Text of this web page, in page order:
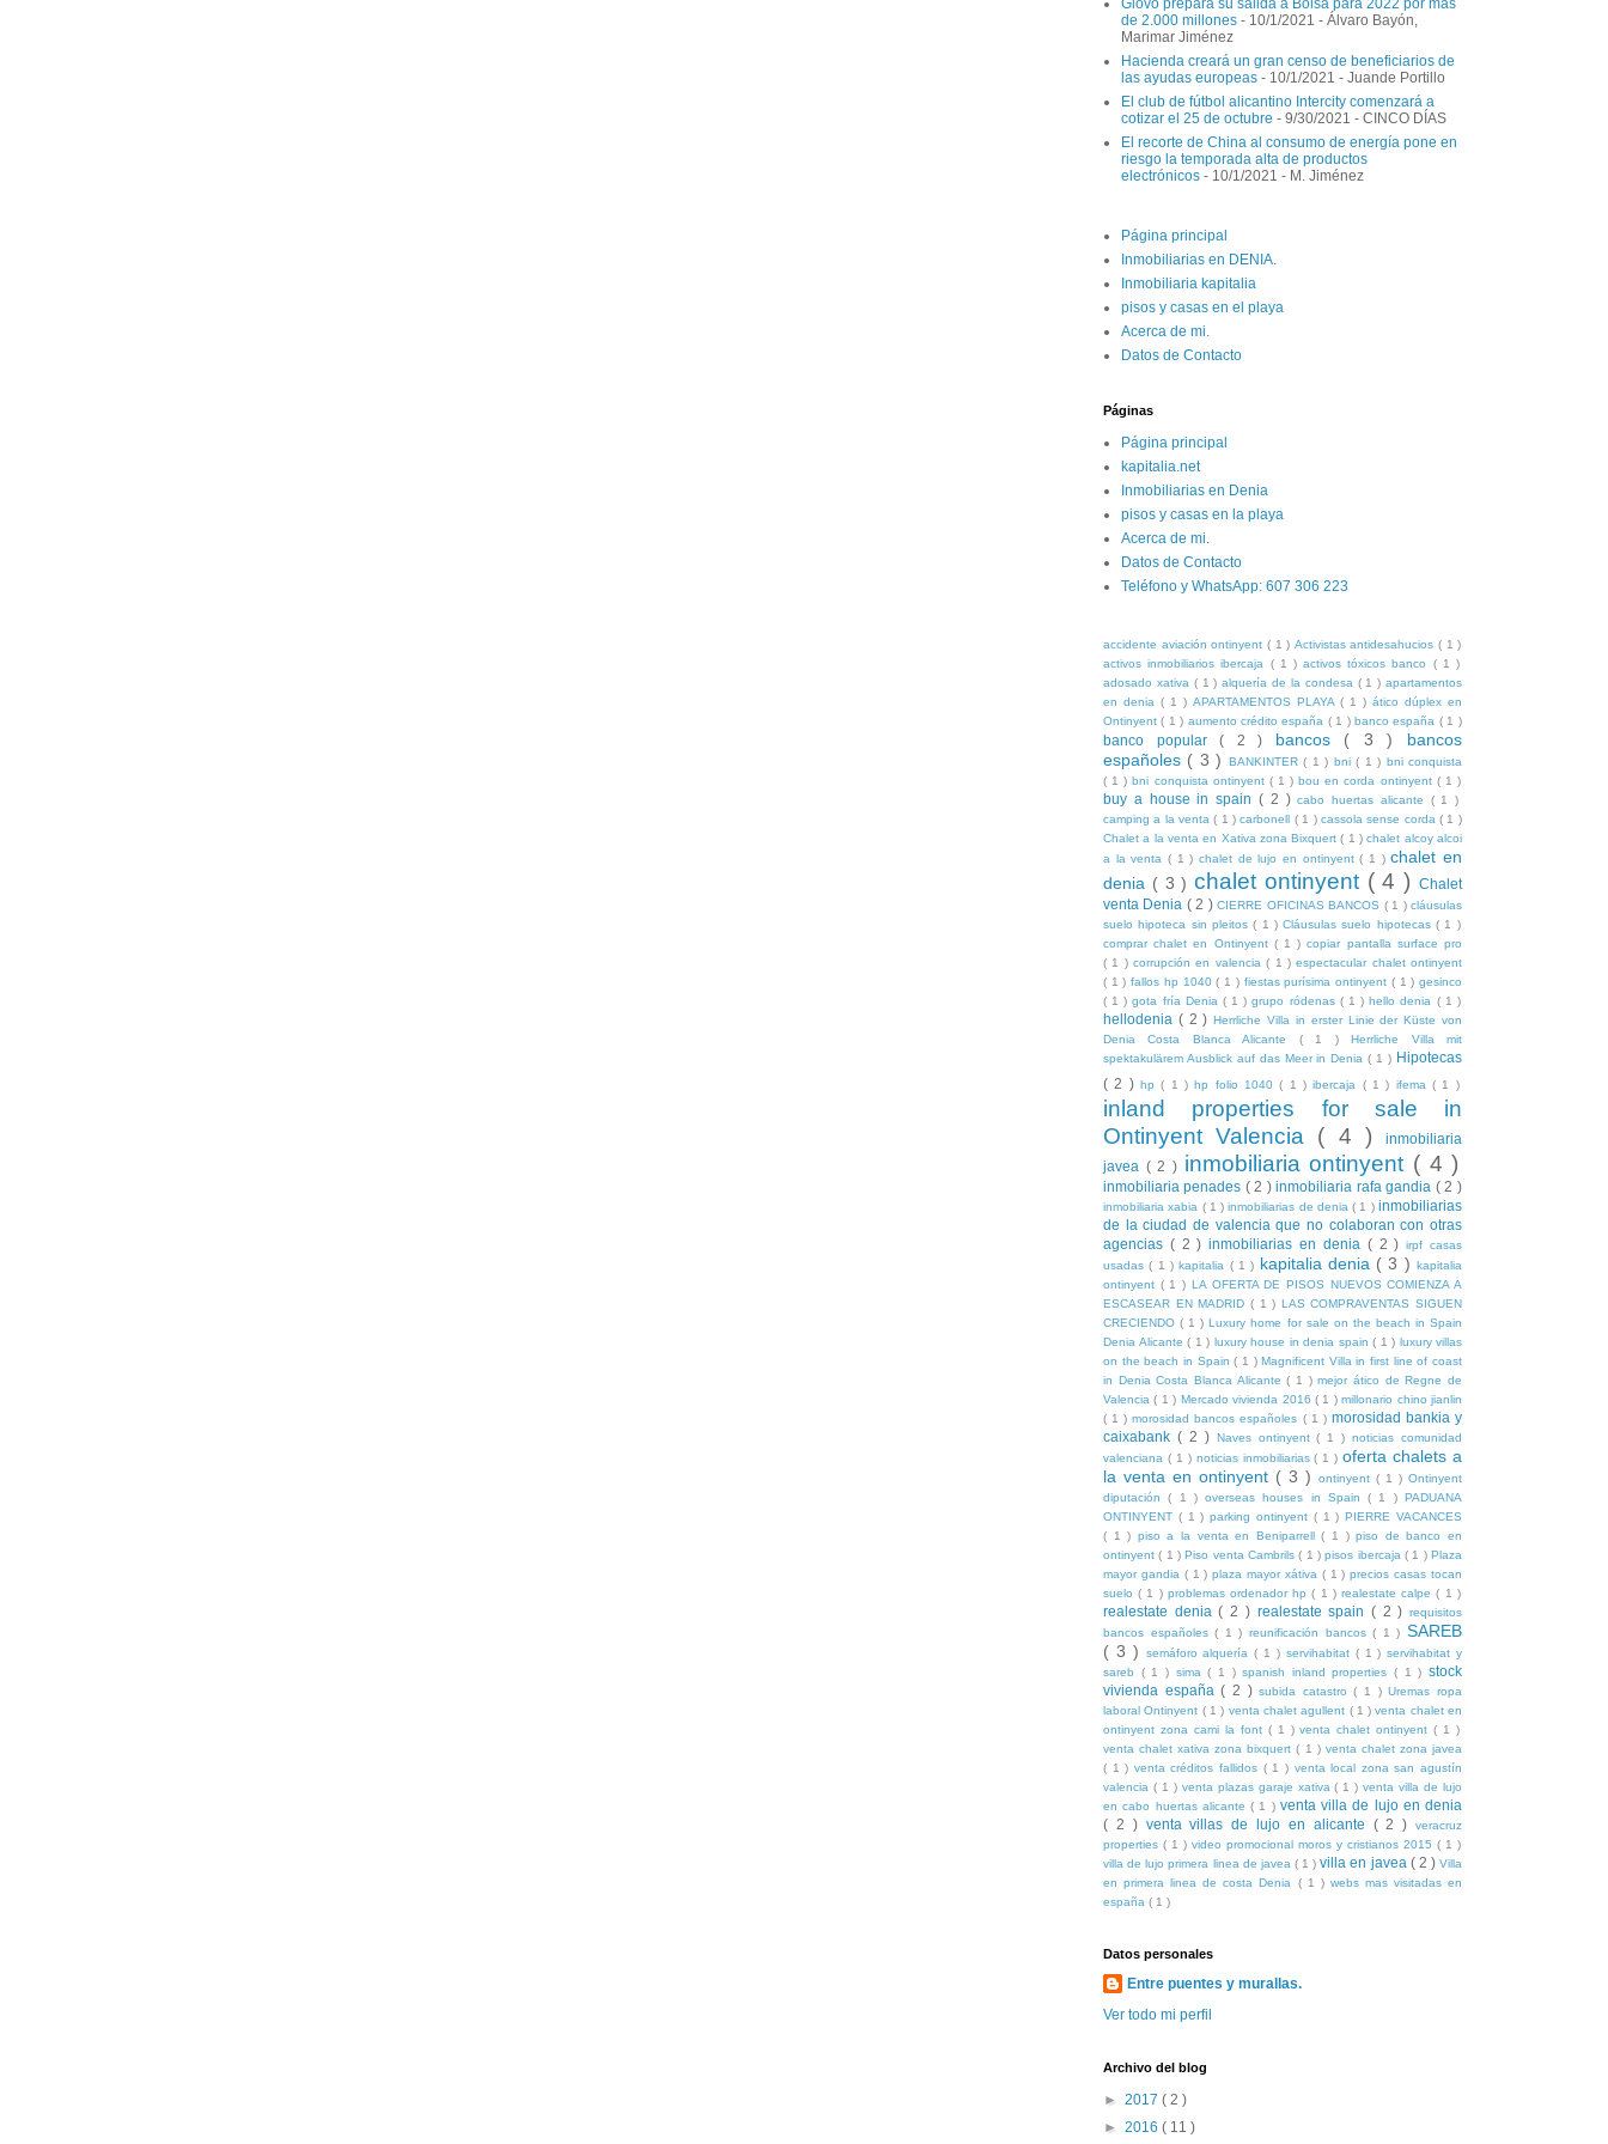
Glovo prepara su salida a Bolsa para 2022 por más
de 2.000 millones - 10/1/2021 - Álvaro Bayón,
Marimar Jiménez
Hacienda creará un gran censo de beneficiarios de
las ayudas europeas - 10/1/2021 - Juande Portillo
El club de fútbol alicantino Intercity comenzará a
cotizar el 25 de octubre - 9/30/2021 - CINCO DÍAS
El recorte de China al consumo de energía pone en
riesgo la temporada alta de productos
electrónicos - 10/1/2021 - M. Jiménez
Página principal
Inmobiliarias en DENIA.
Inmobiliaria kapitalia
pisos y casas en el playa
Acerca de mi.
Datos de Contacto
Páginas
Página principal
kapitalia.net
Inmobiliarias en Denia
pisos y casas en la playa
Acerca de mi.
Datos de Contacto
Teléfono y WhatsApp: 607 306 223
accidente aviación ontinyent ( 1 ) Activistas antidesahucios( 1 )
activos inmobiliarios ibercaja ( 1 ) activos tóxicos banco ( 1 )
adosado xativa ( 1 )alquería de la condesa ( 1 )apartamentos
en denia ( 1 ) APARTAMENTOS PLAYA ( 1 ) ático dúplex en
Ontinyent( 1 ) aumento crédito españa ( 1 ) banco españa ( 1 )
banco popular( 2 ) bancos ( 3 ) bancos
españoles ( 3 ) BANKINTER( 1 ) bni( 1 ) bni conquista
( 1 ) bni conquista ontinyent ( 1 ) bou en corda ontinyent ( 1 )
buy a house in spain ( 2 )cabo huertas alicante ( 1 )
camping a la venta( 1 )carbonell ( 1 ) cassola sense corda ( 1 )
Chalet a la venta en Xativa zona Bixquert( 1 )chalet alcoy alcoi
a la venta ( 1 ) chalet de lujo en ontinyent( 1 )chalet en
denia ( 3 )chalet ontinyent ( 4 )Chalet
venta Denia ( 2 )CIERRE OFICINAS BANCOS ( 1 )cláusulas
suelo hipoteca sin pleitos( 1 )Cláusulas suelo hipotecas( 1 )
comprar chalet en Ontinyent ( 1 )copiar pantalla surface pro
( 1 )corrupción en valencia( 1 )espectacular chalet ontinyent
( 1 )fallos hp 1040( 1 ) fiestas purísima ontinyent ( 1 )gesinco
( 1 )gota fría Denia ( 1 )grupo ródenas ( 1 ) hello denia ( 1 )
hellodenia ( 2 )Herrliche Villa in erster Linie der Küste von
Denia Costa Blanca Alicante ( 1 ) Herrliche Villa mit
spektakulärem Ausblick auf das Meer in Denia( 1 ) Hipotecas
( 2 ) hp( 1 ) hp folio 1040( 1 )ibercaja ( 1 ) ifema( 1 )
inland properties for sale in
Ontinyent Valencia ( 4 )inmobiliaria
javea ( 2 ) inmobiliaria ontinyent ( 4 )
inmobiliaria penades ( 2 )inmobiliaria rafa gandia ( 2 )
inmobiliaria xabia ( 1 )inmobiliarias de denia( 1 ) inmobiliarias
de la ciudad de valencia que no colaboran con otras
agencias ( 2 )inmobiliarias en denia ( 2 )irpf casas
usadas( 1 ) kapitalia ( 1 ) kapitalia denia ( 3 )kapitalia
ontinyent ( 1 ) LA OFERTA DE PISOS NUEVOS COMIENZA A
ESCASEAR EN MADRID ( 1 ) LAS COMPRAVENTAS SIGUEN
CRECIENDO( 1 ) Luxury home for sale on the beach in Spain
Denia Alicante ( 1 ) luxury house in denia spain ( 1 ) luxury villas
on the beach in Spain( 1 ) Magnificent Villa in first line of coast
in Denia Costa Blanca Alicante( 1 )mejor ático de Regne de
Valencia( 1 ) Mercado vivienda 2016 ( 1 )millonario chino jianlin
( 1 )morosidad bancos españoles ( 1 ) morosidad bankia y
caixabank ( 2 ) Naves ontinyent( 1 )noticias comunidad
valenciana ( 1 ) noticias inmobiliarias( 1 )oferta chalets a
la venta en ontinyent ( 3 ) ontinyent ( 1 ) Ontinyent
diputación( 1 )overseas houses in Spain( 1 ) PADUANA
ONTINYENT ( 1 )parking ontinyent ( 1 ) PIERRE VACANCES
( 1 ) piso a la venta en Beniparrell( 1 )piso de banco en
ontinyent( 1 ) Piso venta Cambrils( 1 )pisos ibercaja( 1 ) Plaza
mayor gandia ( 1 )plaza mayor xátiva ( 1 )precios casas tocan
suelo( 1 ) problemas ordenador hp( 1 )realestate calpe( 1 )
realestate denia( 2 ) realestate spain ( 2 )requisitos
bancos españoles( 1 )reunificación bancos( 1 )SAREB
( 3 )
semáforo alquería( 1 ) servihabitat ( 1 )servihabitat y
sareb ( 1 ) sima( 1 )spanish inland properties( 1 )stock
vivienda españa( 2 )subida catastro( 1 )Uremas ropa
laboral Ontinyent ( 1 ) venta chalet agullent ( 1 )venta chalet en
ontinyent zona cami la font ( 1 )venta chalet ontinyent( 1 )
venta chalet xativa zona bixquert( 1 ) venta chalet zona javea
( 1 ) venta créditos fallidos ( 1 ) venta local zona san agustín
valencia ( 1 ) venta plazas garaje xativa( 1 )venta villa de lujo
en cabo huertas alicante ( 1 ) venta villa de lujo en denia
( 2 ) venta villas de lujo en alicante ( 2 )
veracruz
properties ( 1 ) video promocional moros y cristianos 2015 ( 1 )
villa de lujo primera linea de javea ( 1 )villa en javea ( 2 ) Villa
en primera linea de costa Denia ( 1 ) webs mas visitadas en
españa ( 1 )
Datos personales
Entre puentes y murallas.
Ver todo mi perfil
Archivo del blog
► 2017 ( 2 )
► 2016 ( 11 )